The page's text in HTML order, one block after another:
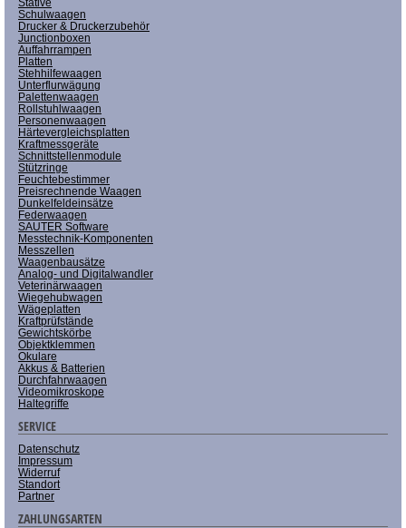
Schulwaagen
Drucker & Druckerzubehör
Junctionboxen
Auffahrrampen
Platten
Stehhilfewaagen
Unterflurwägung
Palettenwaagen
Rollstuhlwaagen
Personenwaagen
Härtevergleichsplatten
Kraftmessgeräte
Schnittstellenmodule
Stützringe
Feuchtebestimmer
Preisrechnende Waagen
Dunkelfeldeinsätze
Federwaagen
SAUTER Software
Messtechnik-Komponenten
Messzellen
Waagenbausätze
Analog- und Digitalwandler
Veterinärwaagen
Wiegehubwagen
Wägeplatten
Kraftprüfstände
Gewichtskörbe
Objektklemmen
Okulare
Akkus & Batterien
Durchfahrwaagen
Videomikroskope
Haltegriffe
SERVICE
Datenschutz
Impressum
Widerruf
Standort
Partner
ZAHLUNGSARTEN